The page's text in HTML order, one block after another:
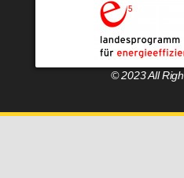
© 2023 All